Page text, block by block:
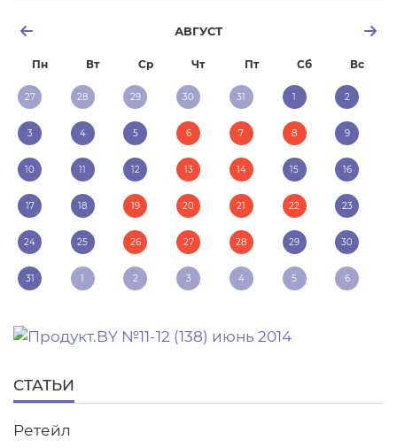
АВГУСТ
Пн Вт Ср Чт Пт Сб Вс
27 28 29 30 31 1 2
3 4 5 6 7 8 9
10 11 12 13 14 15 16
17 18 19 20 21 22 23
24 25 26 27 28 29 30
31 1 2 3 4 5 6
СТАТЬИ
Ретейл